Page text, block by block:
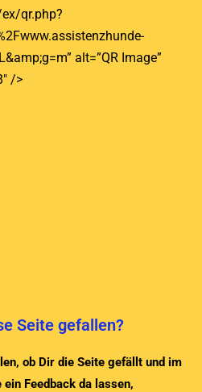
qr.php?
alt=”QR Image”
/>
Seite gefallen?
ob Dir die Seite gefällt und im
Feedback da lassen,